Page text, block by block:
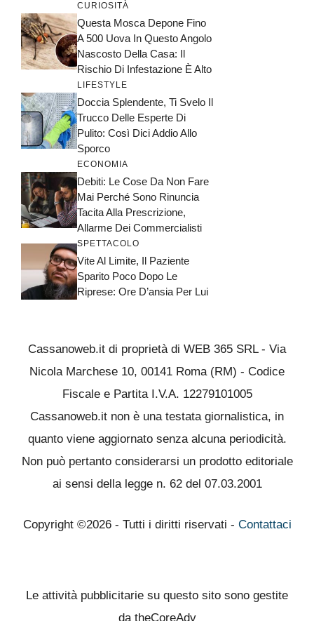
CURIOSITÀ
Questa Mosca Depone Fino
A 500 Uova In Questo Angolo
Nascosto Della Casa: Il
Rischio Di Infestazione È Alto
LIFESTYLE
Doccia Splendente, Ti Svelo Il
Trucco Delle Esperte Di
Pulito: Così Dici Addio Allo
Sporco
ECONOMIA
Debiti: Le Cose Da Non Fare
Mai Perché Sono Rinuncia
Tacita Alla Prescrizione,
Allarme Dei Commercialisti
SPETTACOLO
Vite Al Limite, Il Paziente
Sparito Poco Dopo Le
Riprese: Ore D’ansia Per Lui
Cassanoweb.it di proprietà di WEB 365 SRL - Via
Nicola Marchese 10, 00141 Roma (RM) - Codice
Fiscale e Partita I.V.A. 12279101005
Cassanoweb.it non è una testata giornalistica, in
quanto viene aggiornato senza alcuna periodicità.
Non può pertanto considerarsi un prodotto editoriale
ai sensi della legge n. 62 del 07.03.2001
Copyright ©2026 - Tutti i diritti riservati - Contattaci
Le attività pubblicitarie su questo sito sono gestite
da theCoreAdv